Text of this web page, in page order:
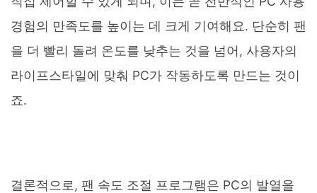
경험의 만족도를 높이는 데 크게 기여해요. 단순히 팬
을 더 빨리 돌려 온도를 낮추는 것을 넘어, 사용자의
라이프스타일에 맞춰 PC가 작동하도록 만드는 것이
죠.
결론적으로, 팬 속도 조절 프로그램은 PC의 발열을